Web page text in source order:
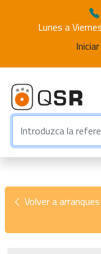
Lunes a
Volver a arranques